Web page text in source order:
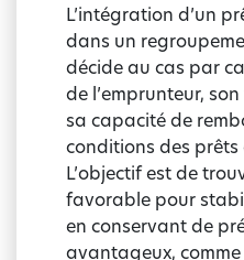
L’intégration d’un
dans un
décide au cas par
de l’emprunteur,
sa capacité de
conditions des prêts
L’objectif est de
favorable pour
en conservant de
avantageux,